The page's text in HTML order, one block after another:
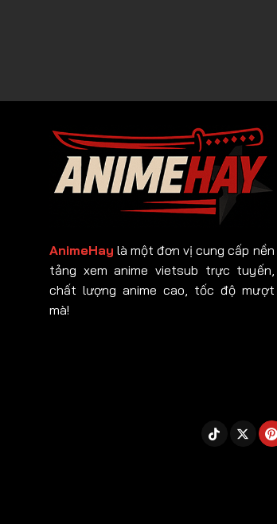
AnimeHay là một đơn vị cung cấp nền
tảng xem anime vietsub trực tuyến,
chất lượng anime cao, tốc độ mượt
mà!